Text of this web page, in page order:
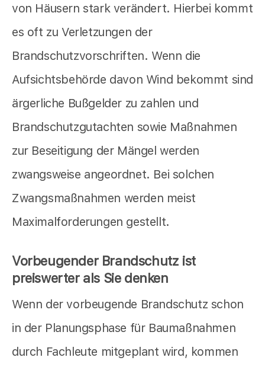
von Häusern stark verändert. Hierbei kommt
es oft zu Verletzungen der
Brandschutzvorschriften. Wenn die
Aufsichtsbehörde davon Wind bekommt sind
ärgerliche Bußgelder zu zahlen und
Brandschutzgutachten sowie Maßnahmen
zur Beseitigung der Mängel werden
zwangsweise angeordnet. Bei solchen
Zwangsmaßnahmen werden meist
Maximalforderungen gestellt.
Vorbeugender Brandschutz ist
preiswerter als Sie denken
Wenn der vorbeugende Brandschutz schon
in der Planungsphase für Baumaßnahmen
durch Fachleute mitgeplant wird, kommen